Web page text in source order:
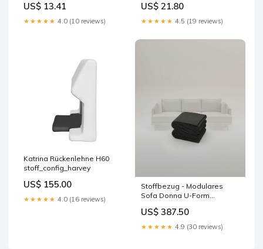
US$ 13.41
★★★★★ 4.0 (10 reviews)
US$ 21.80
★★★★★ 4.5 (19 reviews)
Katrina Rückenlehne H60
stoff_config_harvey
US$ 155.00
★★★★★ 4.0 (16 reviews)
Stoffbezug - Modulares
Sofa Donna U-Form
US$ 387.50
★★★★★ 4.9 (30 reviews)